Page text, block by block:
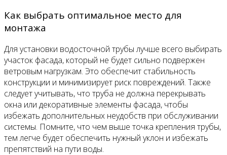
Как выбрать оптимальное место для
монтажа
Для установки водосточной трубы лучше всего выбирать
участок фасада, который не будет сильно подвержен
ветровым нагрузкам. Это обеспечит стабильность
конструкции и минимизирует риск повреждений. Также
следует учитывать, что труба не должна перекрывать
окна или декоративные элементы фасада, чтобы
избежать дополнительных неудобств при обслуживании
системы. Помните, что чем выше точка крепления трубы,
тем легче будет обеспечить нужный уклон и избежать
препятствий на пути воды.